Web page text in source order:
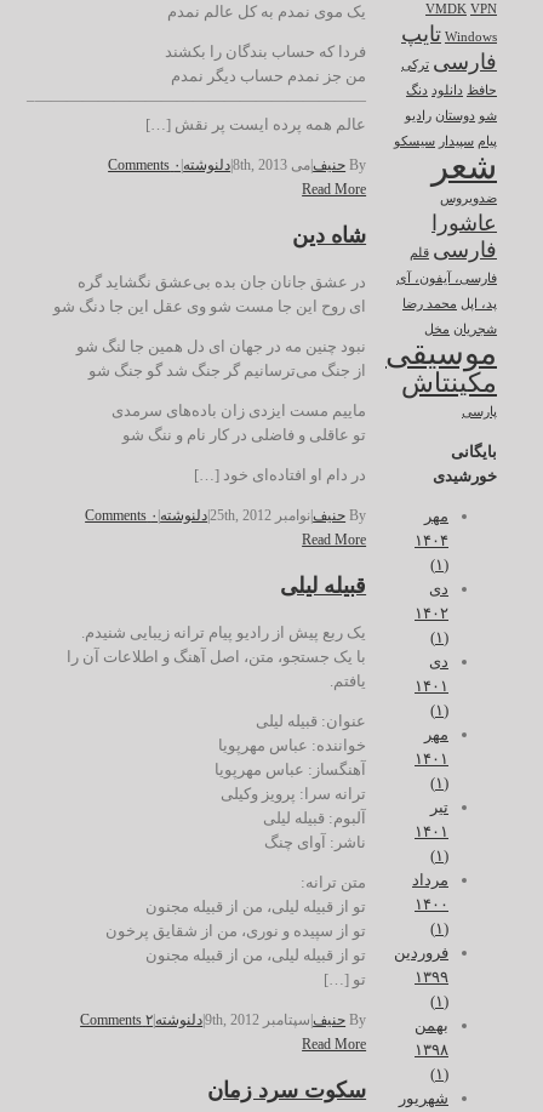
یک موی نمدم به کل عالم نمدم
فردا که حساب بندگان را بکشند
من جز نمدم حساب دیگر نمدم
—————————————————————–
عالم همه پرده ایست پر نقش […]
By حنیف|می 8th, 2013 |دلنوشته| ۰ Comments
Read More
شاه دین
در عشق جانان جان بده بی‌عشق نگشاید گره
ای روح این جا مست شو وی عقل این جا دنگ شو
نبود چنین مه در جهان ای دل همین جا لنگ شو
از جنگ می‌ترسانیم گر جنگ شد گو جنگ شو
ماییم مست ایزدی زان باده‌های سرمدی
تو عاقلی و فاضلی در کار نام و ننگ شو
در دام او افتاده‌ای خود […]
By حنیف|نوامبر 25th, 2012 |دلنوشته| ۰ Comments
Read More
قبیله لیلی
یک ربع پیش از رادیو پیام ترانه زیبایی شنیدم.
با یک جستجو، متن، اصل آهنگ و اطلاعات آن را
یافتم.
عنوان: قبیله لیلی
خواننده: عباس مهرپویا
آهنگساز: عباس مهرپویا
ترانه سرا: پرویز وکیلی
آلبوم: قبیله لیلی
ناشر: آوای چنگ
متن ترانه:
تو از قبیله لیلی، من از قبیله مجنون
تو از سپیده و نوری، من از شقایق پرخون
تو از قبیله لیلی، من از قبیله مجنون
تو […]
By حنیف|سپتامبر 9th, 2012 |دلنوشته|۲ Comments
Read More
سکوت سرد زمان
VMDK VPN
Windows تایپ
فارسی ترکی
حافظ دانلود دنگ
شو دوستان رادیو
پیام سپیدار سیسکو
شعر
ضدویروس
عاشورا
فارسی قلم
فارسی، آیفون، آی
پد، اپل محمد رضا
شجریان مخل
موسیقی
مکینتاش
پارسی
بایگانی
خورشیدی
مهر
۱۴۰۴
(۱)
دی
۱۴۰۲
(۱)
دی
۱۴۰۱
(۱)
مهر
۱۴۰۱
(۱)
تیر
۱۴۰۱
(۱)
مرداد
۱۴۰۰
(۱)
فروردین
۱۳۹۹
(۱)
بهمن
۱۳۹۸
(۱)
شهریور